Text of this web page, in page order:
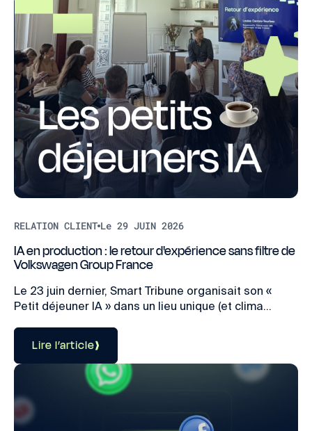
RELATION CLIENT Le 29 JUIN 2026
IA en production : le retour d'expérience sans filtre de
Volkswagen Group France
Le 23 juin dernier, Smart Tribune organisait son «
Petit déjeuner IA » dans un lieu unique (et clima...
Lire l’article